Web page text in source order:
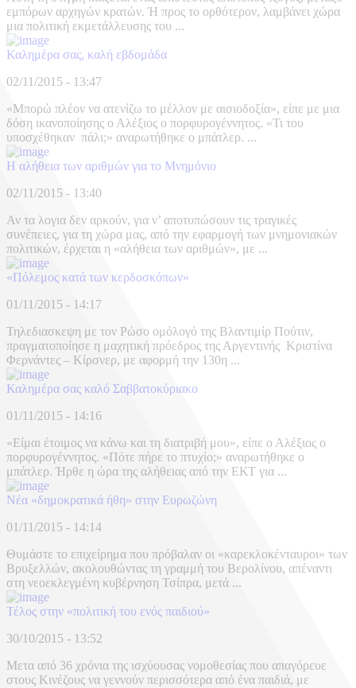
εμπόρων αρχηγών κρατών. Ή προς το ορθότερον, λαμβάνει χώρα
μια πολιτική εκμετάλλευσης του ...
Καλημέρα σας, καλή εβδομάδα
02/11/2015 - 13:47
«Μπορώ πλέον να ατενίζω το μέλλον με αισιοδοξία», είπε με μια
δόση ικανοποίησης ο Αλέξιος ο πορφυρογέννητος. «Τι του
υποσχέθηκαν πάλι;» αναρωτήθηκε ο μπάτλερ. ...
Η αλήθεια των αριθμών για το Μνημόνιο
02/11/2015 - 13:40
Αν τα λογια δεν αρκούν, για ν’ αποτυπώσουν τις τραγικές
συνέπειες, για τη χώρα μας, από την εφαρμογή των μνημονιακών
πολιτικών, έρχεται η «αλήθεια των αριθμών», με ...
«Πόλεμος κατά των κερδοσκόπων»
01/11/2015 - 14:17
Τηλεδιασκεψη με τον Ρώσο ομόλογό της Βλαντιμίρ Πούτιν,
πραγματοποίησε η μαχητική πρόεδρος της Αργεντινής Κριστίνα
Φερνάντες – Κίρσνερ, με αφορμή την 130η ...
Καλημέρα σας καλό Σαββατοκύριακο
01/11/2015 - 14:16
«Είμαι έτοιμος να κάνω και τη διατριβή μου», είπε ο Αλέξιος ο
πορφυρογέννητος. «Πότε πήρε το πτυχίο;» αναρωτήθηκε ο
μπάτλερ. Ήρθε η ώρα της αλήθειας από την ΕΚΤ για ...
Νέα «δημοκρατικά ήθη» στην Ευρωζώνη
01/11/2015 - 14:14
Θυμάστε το επιχείρημα που πρόβαλαν οι «καρεκλοκένταυροι» των
Βρυξελλών, ακολουθώντας τη γραμμή του Βερολίνου, απέναντι
στη νεοεκλεγμένη κυβέρνηση Τσίπρα, μετά ...
Τέλος στην «πολιτική του ενός παιδιού»
30/10/2015 - 13:52
Μετα από 36 χρόνια της ισχύουσας νομοθεσίας που απαγόρευε
στους Κινέζους να γεννούν περισσότερα από ένα παιδιά, με